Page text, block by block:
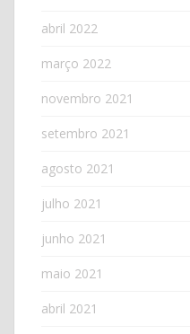
abril 2022
março 2022
novembro 2021
setembro 2021
agosto 2021
julho 2021
junho 2021
maio 2021
abril 2021